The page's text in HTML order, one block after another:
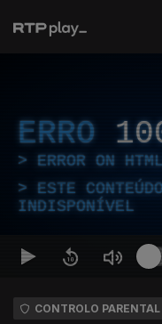
ERRO
ERROR ON
ESTE
INDISPONÍVEL
CONTROLO